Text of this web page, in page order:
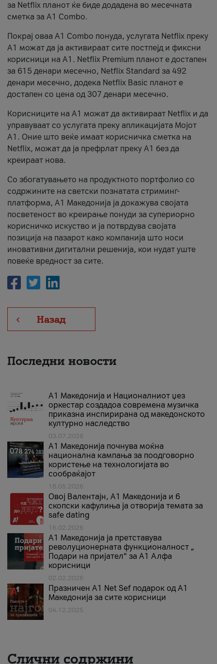
за Netflix планот ќе биде додадена во месечната
сметка за А1 Combo.
Покрај оваа A1 Combo понуда, услугата Netflix преку
А1 можат да ја активираат сите постпејд и фиксни
корисници на А1. Netflix Premium планот е достапен
за 615 денари месечно, Netflix Standard за 492
денари месечно, додека Netflix Basic планот е
достапен со цена од 307 денари месечно.
Корисниците на А1 можат да активираат Netflix и да
управуваат со услугата преку апликацијата Мојот
А1. Оние што веќе имаат корисничка сметка на
Netflix, можат да ја префрлат преку А1 без да
креираат нова.
Со збогатувањето на продуктното портфолио со
содржините на светски познатата стриминг-
платформа, А1 Македонија ја докажува својата
посветеност во креирање понуди за супериорно
корисничко искуство и ја потврдува својата
позиција на пазарот како компанија што носи
иновативни дигитални решенија, кои нудат уште
повеќе вредност за сите.
Назад
Последни новости
А1 Македонија и Националниот џез
оркестар создадоа современа музичка
приказна инспирирана од македонското
културно наследство
03.07.2026
A1 Македонија почнува моќна
национална кампања за поодговорно
користење на технологијата во
сообраќајот
18.05.2026
Овој Валентајн, A1 Македонија и 6
скопски кафулиња ја отворија темата за
safe dating
16.02.2026
А1 Македонија ја претставува
револуционерната функционалност „
Подари на пријател“ за А1 Алфа
корисници
02.02.2026
Празничен A1 Net Sеf подарок од А1
Македонија за сите корисници
04.12.2025
Слични содржини